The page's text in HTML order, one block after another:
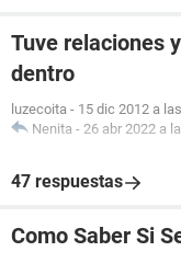
Tuve relaciones
dentro
luzecoita - 15 dic 2012 a
Nenita - 26 abr 2022 a
47 respuestas
Como Saber Si